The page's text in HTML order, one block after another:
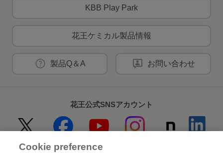
KBB Play Park
花王ケミカル製品情報
製品Q＆A お問い合わせ
花王公式SNSアカウント
Cookie preference